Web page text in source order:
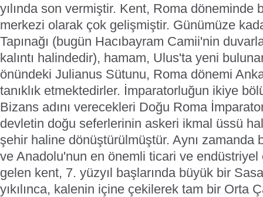
yılında son vermiştir. Kent, Roma döneminde
merkezi olarak çok gelişmiştir. Günümüze
Tapınağı (bugün Hacıbayram Camii'nin
kalıntı halindedir), hamam, Ulus'ta yeni
önündeki Julianus Sütunu, Roma dönemi
tanıklık etmektedirler. İmparatorluğun ikiye
Bizans adını verecekleri Doğu Roma
devletin doğu seferlerinin askeri ikmal üssü
şehir haline dönüştürülmüştür. Aynı zamanda
ve Anadolu'nun en önemli ticari ve endüstriyel
gelen kent, 7. yüzyıl başlarında büyük bir
yıkılınca, kalenin içine çekilerek tam bir Orta